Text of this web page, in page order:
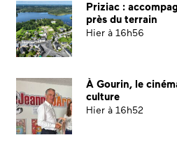
Priziac :
près du terrain
Hier à 16h56
À Gourin, le
culture
Hier à 16h52